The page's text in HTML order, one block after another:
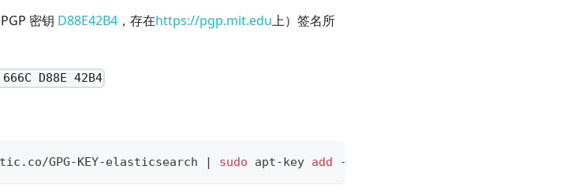
密钥 D88E42B4 ，存在https://pgp.mit.edu上）签名所
D88E 42B4
GPG-KEY-elasticsearch | sudo apt-key add -